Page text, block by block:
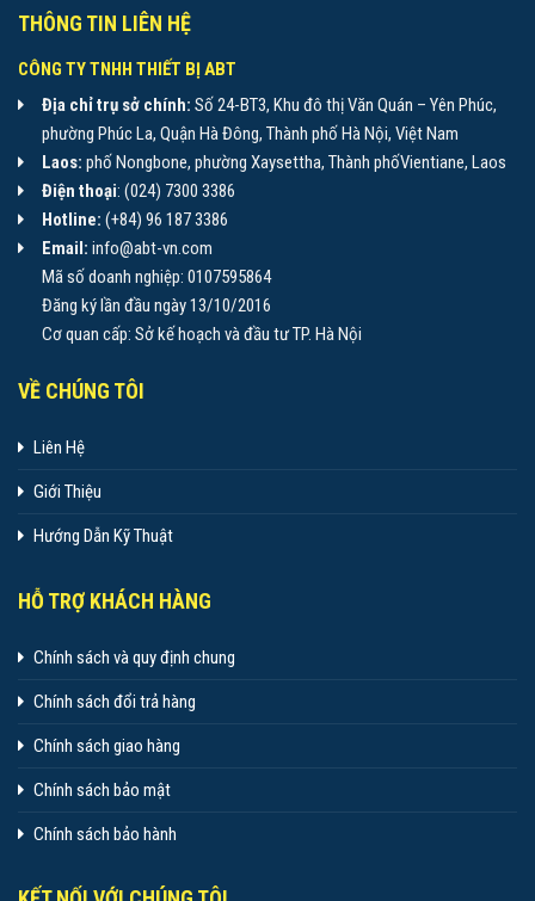
THÔNG TIN LIÊN HỆ
CÔNG TY TNHH THIẾT BỊ ABT
Địa chỉ trụ sở chính: Số 24-BT3, Khu đô thị Văn Quán – Yên Phúc,
phường Phúc La, Quận Hà Đông, Thành phố Hà Nội, Việt Nam
Laos: phố Nongbone, phường Xaysettha, Thành phốVientiane, Laos
Điện thoại: (024) 7300 3386
Hotline: (+84) 96 187 3386
Email: info@abt-vn.com
Mã số doanh nghiệp: 0107595864
Đăng ký lần đầu ngày 13/10/2016
Cơ quan cấp: Sở kế hoạch và đầu tư TP. Hà Nội
VỀ CHÚNG TÔI
Liên Hệ
Giới Thiệu
Hướng Dẫn Kỹ Thuật
HỖ TRỢ KHÁCH HÀNG
Chính sách và quy định chung
Chính sách đổi trả hàng
Chính sách giao hàng
Chính sách bảo mật
Chính sách bảo hành